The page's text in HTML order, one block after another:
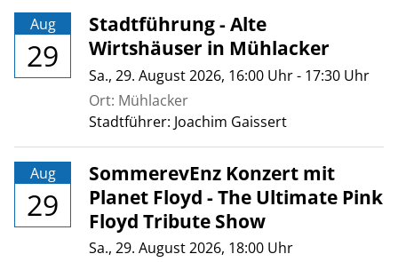
Aug
29
Stadtführung - Alte
Wirtshäuser in Mühlacker
Sa., 29. August 2026, 16:00 Uhr- 17:30 Uhr
Ort: Mühlacker
Stadtführer: Joachim Gaissert
Aug
29
SommerevEnz Konzert mit
Planet Floyd - The Ultimate Pink
Floyd Tribute Show
Sa., 29. August 2026, 18:00 Uhr